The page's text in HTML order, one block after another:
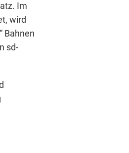
Im
wird
Bahnen
sd-